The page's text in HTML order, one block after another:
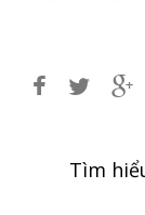
Post
Tìm